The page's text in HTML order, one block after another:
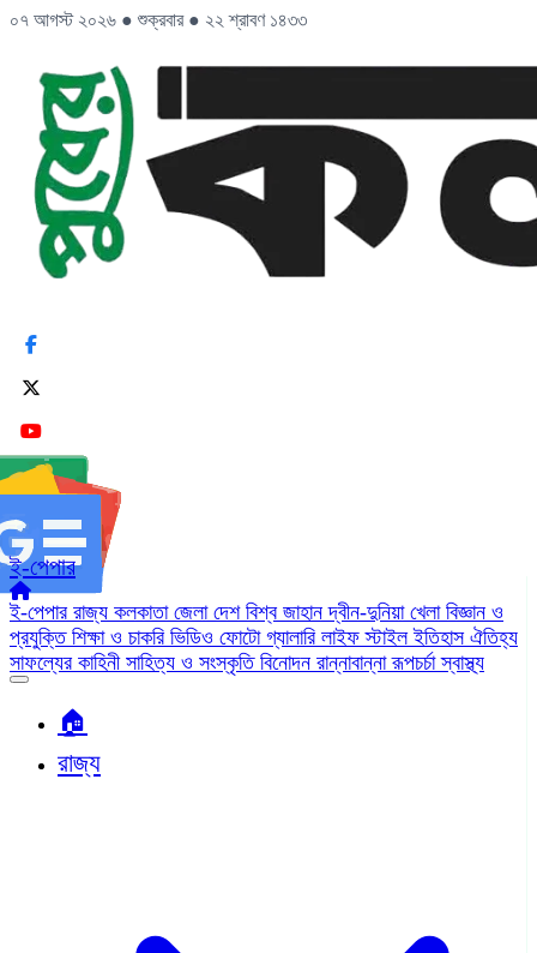
০৭ আগস্ট ২০২৬ ● শুক্রবার ● ২২ শ্রাবণ ১৪৩৩
ই-পেপার
ই-পেপার রাজ্য কলকাতা জেলা দেশ বিশ্ব জাহানদ্বীন-দুনিয়া খেলা বিজ্ঞান ও
প্রযুক্তি শিক্ষা ও চাকরি ভিডিও ফোটো গ্যালারি লাইফ স্টাইলইতিহাস ঐতিহ্য
সাফল্যের কাহিনী সাহিত্য ও সংস্কৃতি বিনোদন রান্নাবান্নারূপচর্চাস্বাস্থ্য
🏠︎
রাজ্য